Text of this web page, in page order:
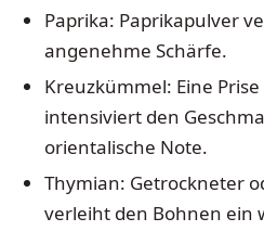
Paprika: Paprikapulver
angenehme Schärfe.
Kreuzkümmel: Eine
intensiviert den
orientalische Note.
Thymian: Getrockneter
verleiht den Bohnen ein